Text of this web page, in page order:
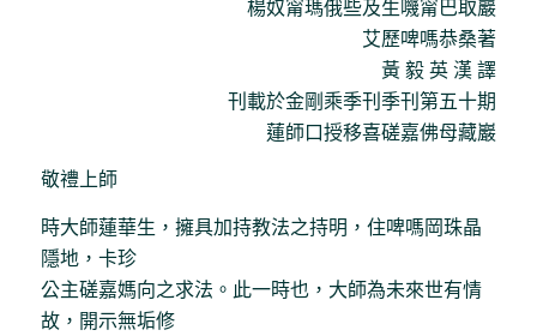
楊奴甯瑪俄些及生嘰甯巴取巖
艾歷啤嗎恭桑著
黃 毅 英 漢 譯
刊載於金剛乘季刊季刊第五十期
蓮師口授移喜磋嘉佛母藏巖
敬禮上師
時大師蓮華生，擁具加持教法之持明，住啤嗎岡珠晶
隱地，卡珍
公主磋嘉媽向之求法。此一時也，大師為未來世有情
故，開示無垢修